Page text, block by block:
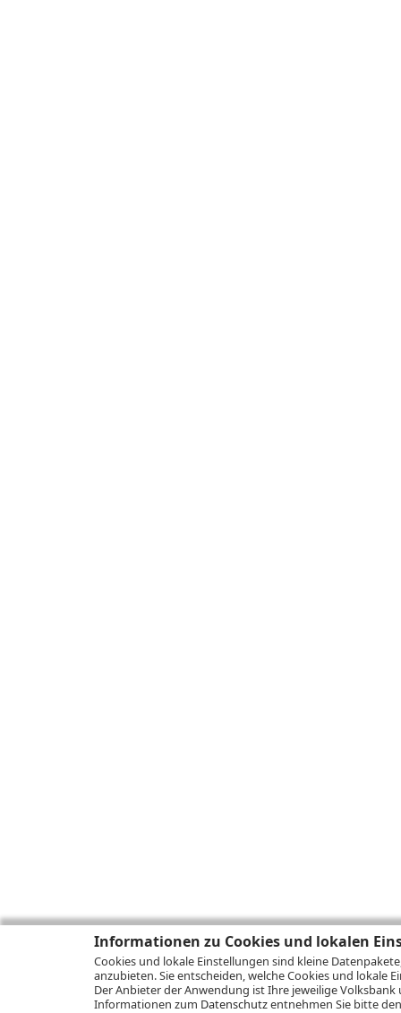
Informationen zu Cookies und lokalen
Cookies und lokale Einstellungen sind kleine
anzubieten. Sie entscheiden, welche Cookies und lokale
Der Anbieter der Anwendung ist Ihre jeweilige Volksbank
Informationen zum Datenschutzentnehmen Sie bitte